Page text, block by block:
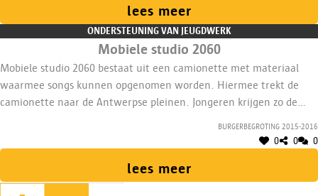
lees meer
ONDERSTEUNING VAN JEUGDWERK
Mobiele studio 2060
Mobiele studio 2060 bestaat uit een camionette met materiaal
waarmee songs kunnen opgenomen worden. Hiermee trekt de
camionette naar de Antwerpse pleinen. Jongeren krijgen zo de
te nemen en nog dezelfde dag met een eigen nummer huiswaarts
te keren.
Burgerbegroting 2015-2016
0 0 0
lees meer